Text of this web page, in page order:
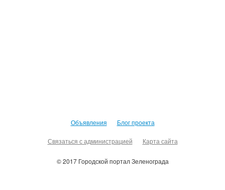
Объявления Блог проекта
Связаться с администрацией Карта сайта
© 2017 Городской портал Зеленограда